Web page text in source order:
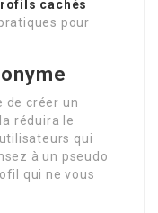
cachés
pour
de créer un
réduira le
qui
à un pseudo
qui ne vous